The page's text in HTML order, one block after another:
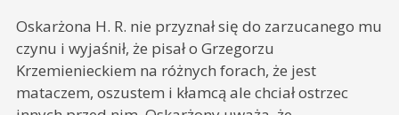
Oskarżona H. R. nie przyznał się do zarzucanego mu
czynu i wyjaśnił, że pisał o Grzegorzu
Krzemienieckiem na różnych forach, że jest
mataczem, oszustem i kłamcą ale chciał ostrzec